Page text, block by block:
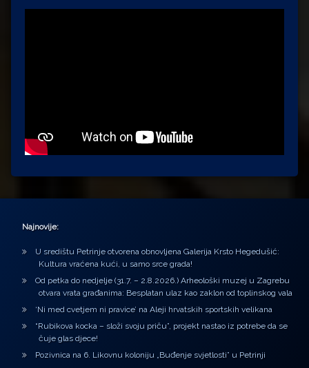
Najnovije:
U središtu Petrinje otvorena obnovljena Galerija Krsto Hegedušić:
Kultura vraćena kući, u samo srce grada!
Od petka do nedjelje (31.7. – 2.8.2026.) Arheološki muzej u Zagrebu
otvara vrata građanima: Besplatan ulaz kao zaklon od toplinskog vala
‘Ni med cvetjem ni pravice’ na Aleji hrvatskih sportskih velikana
“Rubikova kocka – složi svoju priču”, projekt nastao iz potrebe da se
čuje glas djece!
Pozivnica na 6. Likovnu koloniju „Buđenje svjetlosti” u Petrinji